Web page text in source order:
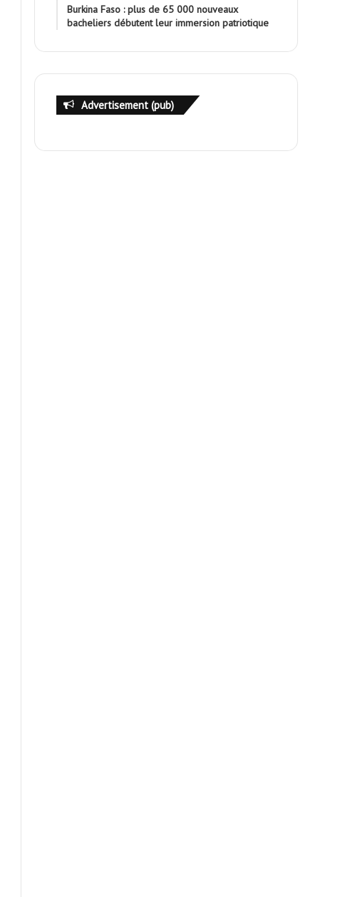
Burkina Faso : plus de 65 000 nouveaux
bacheliers débutent leur immersion patriotique
Advertisement (pub)